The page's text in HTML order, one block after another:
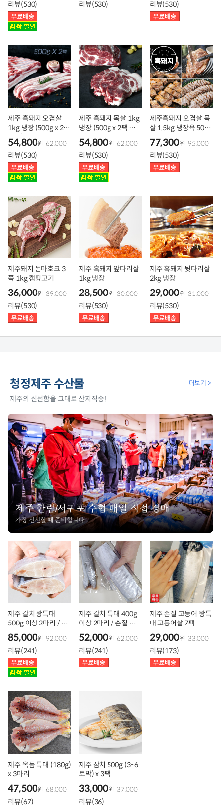
리뷰(530) 리뷰(530) 리뷰(530)
제주 흑돼지 오겹살
1kg 냉장 (500g x 2팩
구성)
54,800원 62,000
리뷰(530)
제주 흑돼지 목살 1kg
냉장 (500g x 2팩 구
성)
54,800원 62,000
리뷰(530)
제주흑돼지 오겹살 목
살 1.5kg 냉장육 500g
3팩
77,300원 95,000
리뷰(530)
제주돼지 돈마호크 3
쪽 1kg 캠핑고기
36,000원 39,000
리뷰(530)
제주 흑돼지 앞다리살
1kg 냉장
28,500원 30,000
리뷰(530)
제주 흑돼지 뒷다리살
2kg 냉장
29,000원 31,000
리뷰(530)
청정제주 수산물
제주의 신선함을 그대로 산지직송!
더보기 >
제주 한림/서귀포 수협 매일 직접 경매
가장 신선할 때 준비합니다.
제주 갈치 왕특대
500g 이상 2마리 / 손
질 토막 은갈치
85,000원 92,000
리뷰(241)
제주 갈치 특대 400g
이상 2마리 / 손질 토막
은갈치
52,000원 62,000
리뷰(241)
제주 손질 고등어 왕특
대 고등어살 7팩
29,000원 33,000
리뷰(173)
제주 옥돔 특대 (180g)
x 3마리
47,500원 68,000
리뷰(67)
제주 삼치 500g (3~6
토막) x 3팩
33,000원 37,000
리뷰(36)